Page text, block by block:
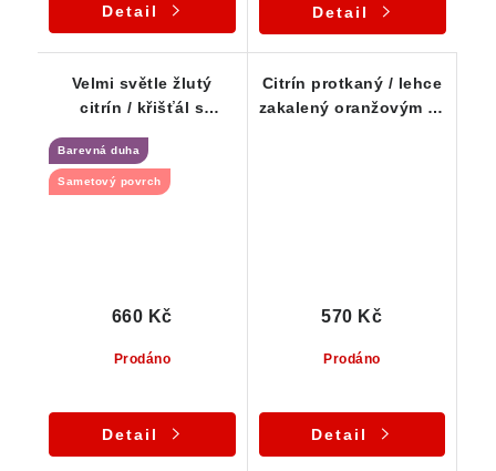
Detail Detail
Velmi světle žlutý
citrín / křišťál s
tóny
Barevná duha
Sametový povrch
Prodáno
660 Kč
Detail
Citrín protkaný / lehce
zakalený oranžovým až
Prodáno
570 Kč
Detail